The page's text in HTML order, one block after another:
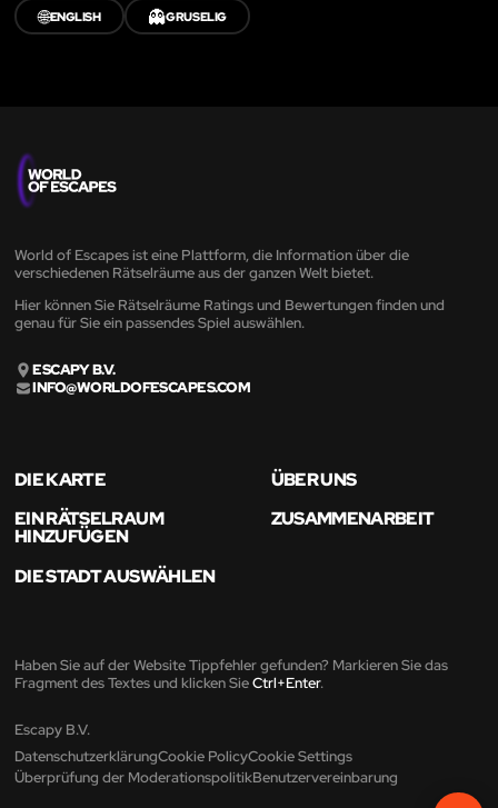
🌐ENGLISH 👻GRUSELIG
World of Escapes ist eine Plattform, die Information über die
verschiedenen Rätselräume aus der ganzen Welt bietet.
Hier können Sie Rätselräume Ratings und Bewertungen finden und
genau für Sie ein passendes Spiel auswählen.
ESCAPY B.V.
INFO@WORLDOFESCAPES.COM
DIE KARTE
ÜBER UNS
EIN RÄTSELRAUM
HINZUFÜGEN
ZUSAMMENARBEIT
DIE STADT AUSWÄHLEN
Haben Sie auf der Website Tippfehler gefunden? Markieren Sie das
Fragment des Textes und klicken SieCtrl+Enter.
Escapy B.V.
DatenschutzerklärungCookie PolicyCookie Settings
Überprüfung der ModerationspolitikBenutzervereinbarung